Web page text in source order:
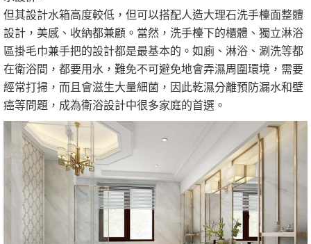
但其設計水箱高度較低，但可以搭配人造大理石洗手檯面整體
設計，美感、收納都兼顧。當然，洗手檯下的櫃體、獨立淋浴
區掛毛巾兼手把的設計都是最基本的。如廁、淋浴、涮洗等都
在衛浴間，都要用水，難免不可避免地會弄濕周圍環境，需要
經常打掃，而且會滋生大量細菌，因此乾濕分離預防漏水和壁
癌等問題，成為衛浴設計中很多家庭的首選。